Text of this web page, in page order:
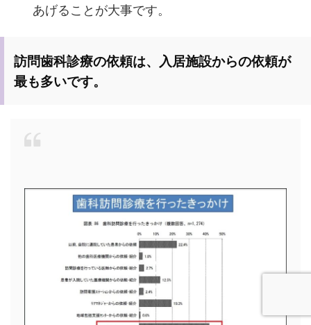
あげることが大事です。
訪問歯科診療の依頼は、入居施設からの依頼が
最も多いです。